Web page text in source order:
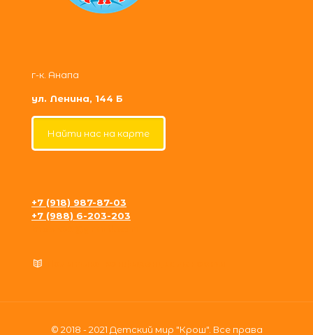
г-к. Анапа
ул. Ленина, 144 Б
Найти нас на карте
+7 (918) 987-87-03
+7 (988) 6-203-203
© 2018 - 2021 Детский мир "Крош". Все права